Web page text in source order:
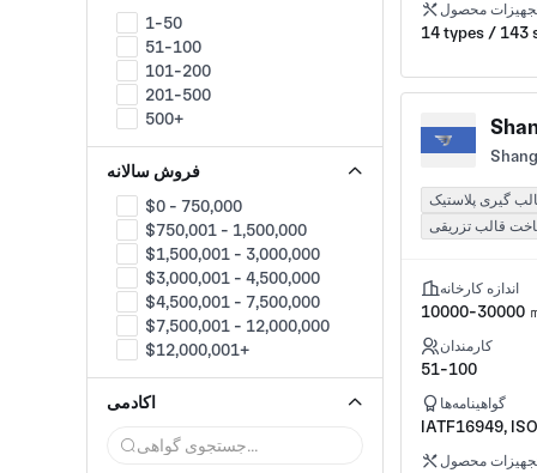
تحقیقات علمی و آزمایشگاه
باتری
صنعت ذخیره انرژی
تجهیزات برقی
نورپردازی
نیمه هادی
UHV
سیم و کابل
مهندسی و طراحی
خدمات مجلس و مشورت
پیشنهاد
تولید OEM
حفاظت از محیط زیست
هشدار امنیت و امنیت
مراقبت ابزارها
حفاظت در برابر آتش
1-50
51-100
101-200
201-500
500+
فروش سالانه
$0 - 750,000
$750,001 - 1,500,000
$1,500,001 - 3,000,000
$3,000,001 - 4,500,000
$4,500,001 - 7,500,000
$7,500,001 - 12,000,000
$12,000,001+
اکادمی
محصول
14 types / 143
گیری پلاستیک
قالب تزریقی
اندازه کارخانه
10000-30000
کارمندان
51-100
گواهینامه‌ها
IATF16949,
محصول